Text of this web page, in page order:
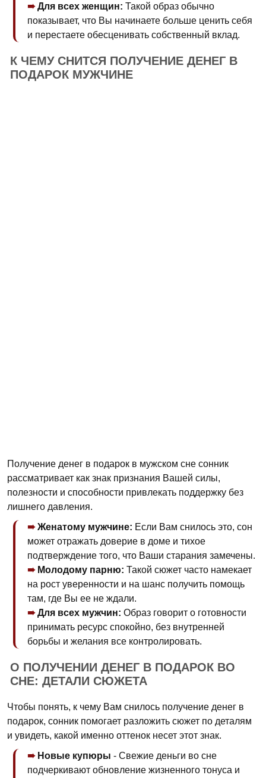
Для всех женщин: Такой образ обычно
показывает, что Вы начинаете больше ценить себя
и перестаете обесценивать собственный вклад.
К ЧЕМУ СНИТСЯ ПОЛУЧЕНИЕ ДЕНЕГ В
ПОДАРОК МУЖЧИНЕ
Получение денег в подарок в мужском сне сонник
рассматривает как знак признания Вашей силы,
полезности и способности привлекать поддержку без
лишнего давления.
Женатому мужчине: Если Вам снилось это, сон
может отражать доверие в доме и тихое
подтверждение того, что Ваши старания замечены.
Молодому парню: Такой сюжет часто намекает
на рост уверенности и на шанс получить помощь
там, где Вы ее не ждали.
Для всех мужчин: Образ говорит о готовности
принимать ресурс спокойно, без внутренней
борьбы и желания все контролировать.
О ПОЛУЧЕНИИ ДЕНЕГ В ПОДАРОК ВО
СНЕ: ДЕТАЛИ СЮЖЕТА
Чтобы понять, к чему Вам снилось получение денег в
подарок, сонник помогает разложить сюжет по деталям
и увидеть, какой именно оттенок несет этот знак.
Новые купюры - Свежие деньги во сне
подчеркивают обновление жизненного тонуса и